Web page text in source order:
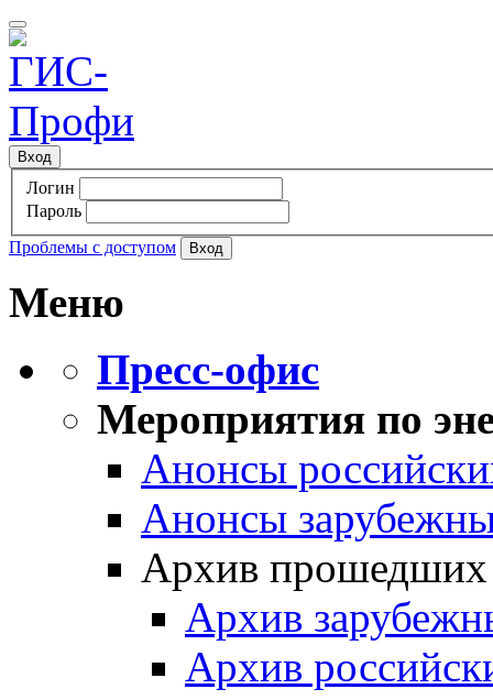
Вход
Логин
Пароль
Проблемы с доступом
Меню
Пресс-офис
Мероприятия по
Анонсы
Анонсы
Архив прошедших
Архив
Архив